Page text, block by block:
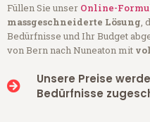
Füllen Sie unser Online-
massgeschneiderte Lösung,
Bedürfnisse und Ihr Budget
von Bern nach Nuneaton mit
Unsere Preise
Bedürfnisse